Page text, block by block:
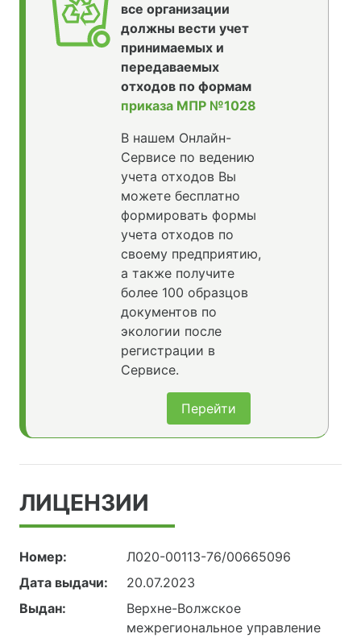
все организации
должны вести учет
принимаемых и
передаваемых
отходов по формам
приказа МПР №1028
В нашем Онлайн-
Сервисе по ведению
учета отходов Вы
можете бесплатно
формировать формы
учета отходов по
своему предприятию,
а также получите
более 100 образцов
документов по
экологии после
регистрации в
Сервисе.
Перейти
ЛИЦЕНЗИИ
Номер:
Л020-00113-76/00665096
Дата выдачи:
20.07.2023
Выдан:
Верхне-Волжское
межрегиональное управление